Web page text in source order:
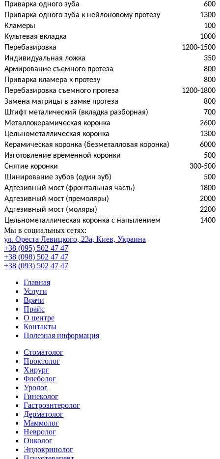
Приварка одного зуба
600
Приварка одного зуба к нейлоновому протезу
1300
Кламеры
100
Культевая вкладка
1000
Перебазировка
1200-1500
Индивидуальная ложка
350
Армирование съемного протеза
800
Приварка кламера к протезу
800
Перебазировка съемного протеза
1200-1800
Замена матрицы в замке протеза
800
Штифт металический (вкладка разборная)
700
Металлокерамическая коронка
2600
Цельнометаллическая коронка
1300
Керамическая коронка (безметалловая коронка)
6000
Изготовление временной коронки
500
Снятие коронки
300-500
Шинирование зубов (один зуб)
500
Адгезивный мост (фронтальная часть)
1800
Адгезивный мост (премоляры)
2000
Адгезивный мост (моляры)
2200
Цельнометаллическая коронка с напылением
1400
Мы в социальных сетях:
ул. Ореста Левицкого, 23а, Киев, Украина
+38 (095) 502 47 47
+38 (098) 502 47 47
+38 (093) 502 47 47
Главная
Услуги
Врачи
Прайс
О центре
Контакты
Полезная информация
Стоматолог
Проктолог
Хирург
Флеболог
Уролог
Гинеколог
Гастроэнтеролог
Дерматолог
Маммолог
Невролог
Онколог
Эндокринолог